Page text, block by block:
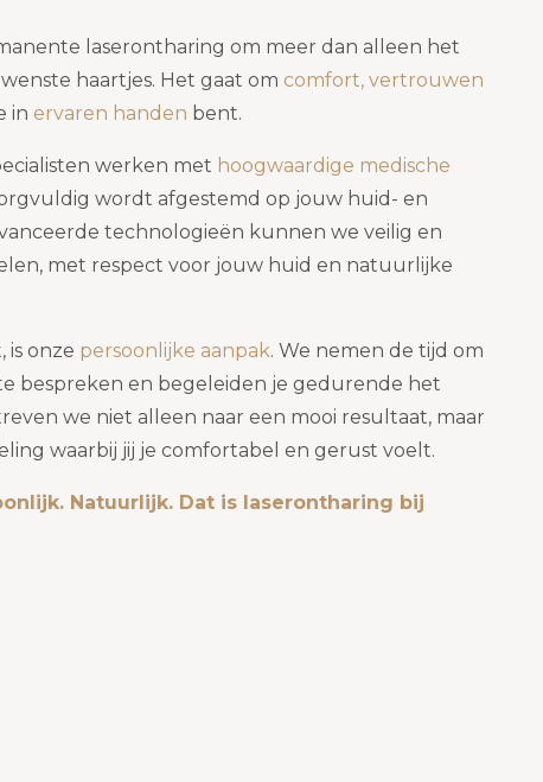
laserontharing om meer dan alleen het
haartjes. Het gaat om comfort, vertrouwen
in ervaren handen bent.
werken met hoogwaardige medische
wordt afgestemd op jouw huid- en
technologieën kunnen we veilig en
met respect voor jouw huid en natuurlijke
is onze persoonlijke aanpak. We nemen de tijd om
bespreken en begeleiden je gedurende het
we niet alleen naar een mooi resultaat, maar
waarbij jij je comfortabel en gerust voelt.
Natuurlijk. Dat is laserontharing bij